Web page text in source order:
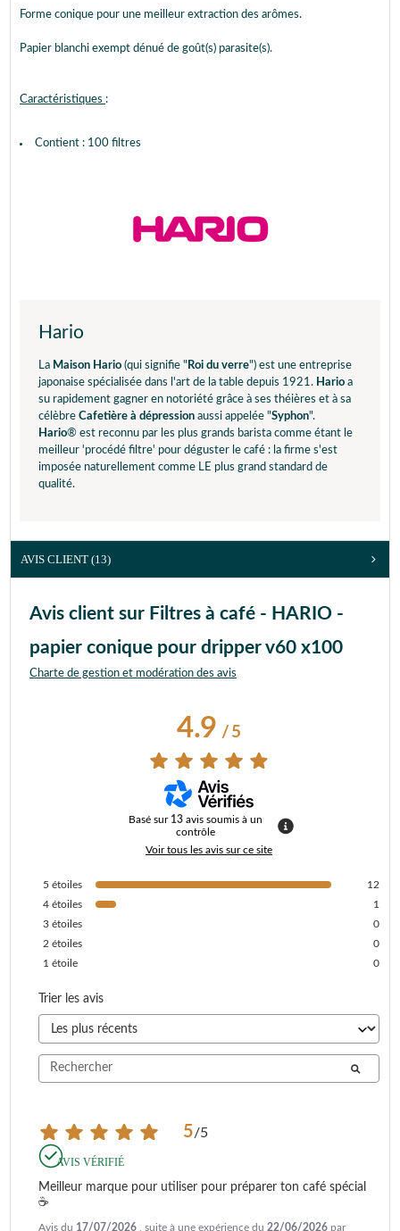
Forme conique pour une meilleur extraction des arômes.
Papier blanchi exempt dénué de goût(s) parasite(s).
Caractéristiques :
Contient : 100 filtres
Hario
La Maison Hario (qui signifie " Roi du verre") est une entreprise
japonaise spécialisée dans l'art de la table depuis 1921. Hario a
su rapidement gagner en notoriété grâce à ses théières et à sa
célèbre Cafetière à dépression aussi appelée "Syphon".
Hario® est reconnu par les plus grands barista comme étant le
meilleur 'procédé filtre' pour déguster le café : la firme s'est
imposée naturellement comme LE plus grand standard de
qualité.
AVIS CLIENT (13)
Avis client sur Filtres à café - HARIO -
papier conique pour dripper v60 x100
Charte de gestion et modération des avis
4.9/ 5
Basé sur 13 avis soumis à un
contrôle
Voir tous les avis sur ce site
5 étoiles
12
4 étoiles
1
3 étoiles
0
2 étoiles
0
1 étoile 0
Trier les avis
5/5
AVIS VÉRIFIÉ
Meilleur marque pour utiliser pour préparer ton café spécial
☕️
Avis du 17/07/2026 , suite à une expérience du 22/06/2026 par